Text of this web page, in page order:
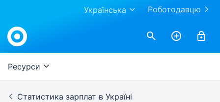
Роботодавцю
Українська
Ресурси
Статистика зарплат в Україні